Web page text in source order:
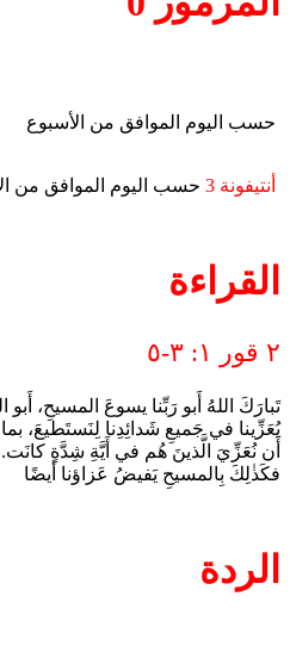
حسب اليوم الموافق من الأسبوع
أنتيفونة 3 حسب اليوم الموافق من
القراءة
٢ قور ١: ٣-٥
تَبارَكَ اللهُ أَبو رَبِّنا يسوعَ المسيحِ،
يُعَزِّينا في جَميعِ شَدائِدِنا لِنَستَطيعَ،
أَن نُعَزِّيَ الَّذينَ هُم في أَيَّةِ شِدَّةٍ كانَت.
فكَذٰلِكَ بِالمسيحِ يَفيضُ عَزاؤنا أيضًا
الردة